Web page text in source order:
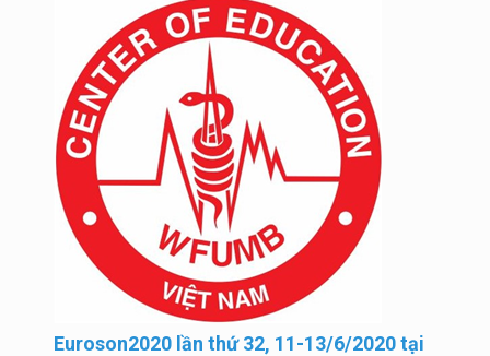
Euroson2020 lần thứ 32, 11-13/6/2020 tại